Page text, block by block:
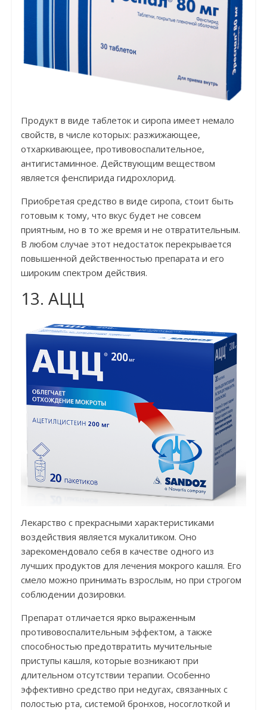
Продукт в виде таблеток и сиропа имеет немало
свойств, в числе которых: разжижающее,
отхаркивающее, противовоспалительное,
антигистаминное. Действующим веществом
является фенспирида гидрохлорид.
Приобретая средство в виде сиропа, стоит быть
готовым к тому, что вкус будет не совсем
приятным, но в то же время и не отвратительным.
В любом случае этот недостаток перекрывается
повышенной действенностью препарата и его
широким спектром действия.
13. АЦЦ
Лекарство с прекрасными характеристиками
воздействия является мукалитиком. Оно
зарекомендовало себя в качестве одного из
лучших продуктов для лечения мокрого кашля. Его
смело можно принимать взрослым, но при строгом
соблюдении дозировки.
Препарат отличается ярко выраженным
противовоспалительным эффектом, а также
способностью предотвратить мучительные
приступы кашля, которые возникают при
длительном отсутствии терапии. Особенно
эффективно средство при недугах, связанных с
полостью рта, системой бронхов, носоглоткой и